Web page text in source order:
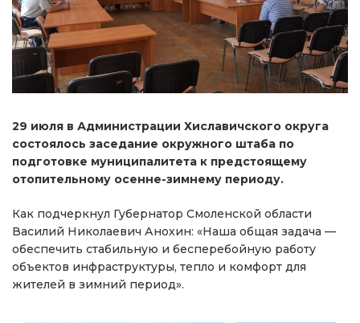
29 июля в Администрации Хиславичского округа
состоялось заседание окружного штаба по
подготовке муниципалитета к предстоящему
отопительному осенне-зимнему периоду.
Как подчеркнул Губернатор Смоленской области
Василий Николаевич Анохин: «Наша общая задача —
обеспечить стабильную и бесперебойную работу
объектов инфраструктуры, тепло и комфорт для
жителей в зимний период».